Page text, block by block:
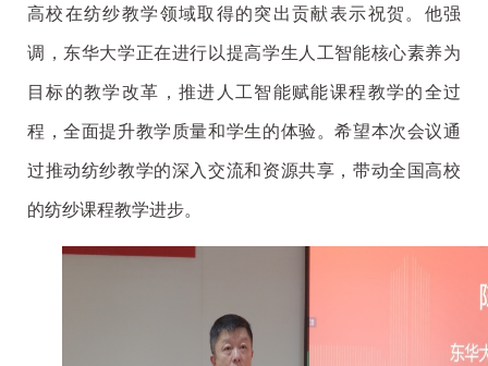
高校在纺纱教学领域取得的突出贡献表示祝贺。他强
调，东华大学正在进行以提高学生人工智能核心素养为
目标的教学改革，推进人工智能赋能课程教学的全过
程，全面提升教学质量和学生的体验。希望本次会议通
过推动纺纱教学的深入交流和资源共享，带动全国高校
的纺纱课程教学进步。